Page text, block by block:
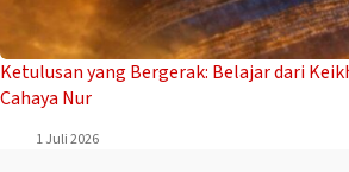
Ketulusan yang Bergerak: Belajar dari
Cahaya Nur
1 Juli 2026